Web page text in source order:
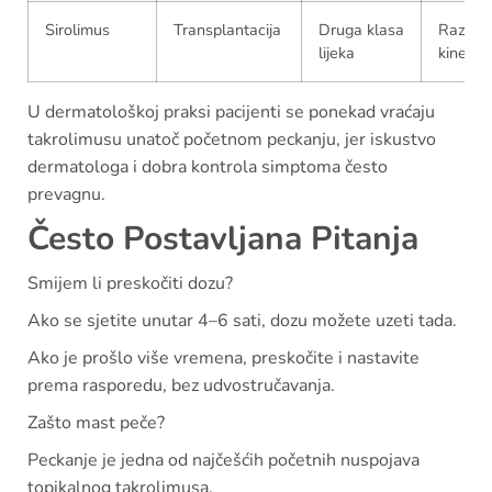
Sirolimus Transplantacija
Druga klasa
lijeka
kinetika
U dermatološkoj praksi pacijenti se ponekad vraćaju
takrolimusu unatoč početnom peckanju, jer iskustvo
dermatologa i dobra kontrola simptoma često
prevagnu.
Često Postavljana Pitanja
Smijem li preskočiti dozu?
Ako se sjetite unutar 4–6 sati, dozu možete uzeti tada.
Ako je prošlo više vremena, preskočite i nastavite
prema rasporedu, bez udvostručavanja.
Zašto mast peče?
Peckanje je jedna od najčešćih početnih nuspojava